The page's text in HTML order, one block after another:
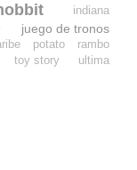
indiana
juego de tronos
potato
rambo
toy story ultima